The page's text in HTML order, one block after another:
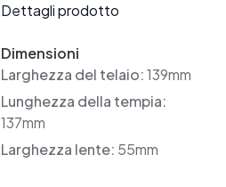
Dettagli prodotto
Dimensioni
Larghezza del telaio:139mm
Lunghezza della tempia:
137mm
Larghezza lente: 55mm